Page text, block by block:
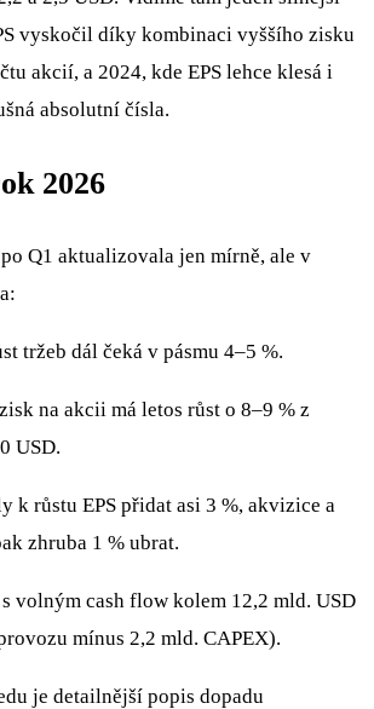
vyskočil díky kombinaci vyššího zisku
akcií, a 2024, kde EPS lehce klesá i
absolutní čísla.
2026
Q1 aktualizovala jen mírně, ale v
tržeb dál čeká v pásmu 4–5 %.
na akcii má letos růst o 8–9 % z
USD.
k růstu EPS přidat asi 3 %, akvizice a
zhruba 1 % ubrat.
volným cash flow kolem 12,2 mld. USD
mínus 2,2 mld. CAPEX).
je detailnější popis dopadu